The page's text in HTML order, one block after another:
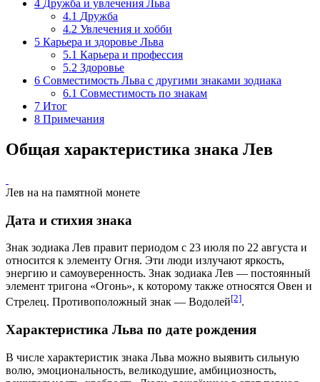
4 Дружба и увлечения Льва
4.1 Дружба
4.2 Увлечения и хобби
5 Карьера и здоровье Льва
5.1 Карьера и профессия
5.2 Здоровье
6 Совместимость Льва с другими знаками зодиака
6.1 Совместимость по знакам
7 Итог
8 Примечания
Общая характеристика знака Лев
Лев на на памятной монете
Дата и стихия знака
Знак зодиака Лев правит периодом с 23 июля по 22 августа и
относится к элементу Огня. Эти люди излучают яркость,
энергию и самоуверенность. Знак зодиака Лев — постоянный
элемент тригона «Огонь», к которому также относятся Овен и
Стрелец. Противоположный знак — Водолей[2].
Характеристика Льва по дате рождения
В числе характеристик знака Льва можно выявить сильную
волю, эмоциональность, великодушие, амбициозность,